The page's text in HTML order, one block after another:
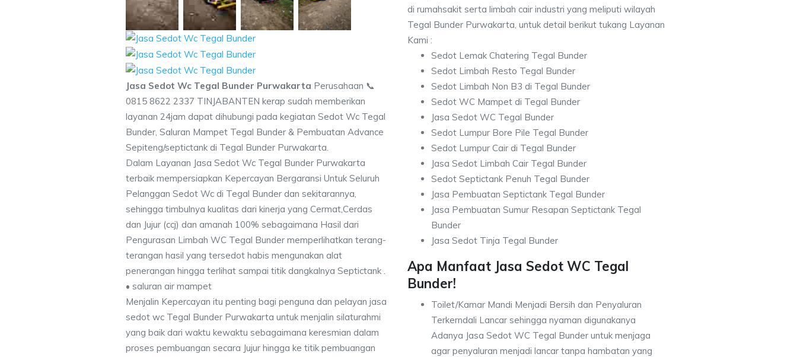
Jasa Sedot Wc Tegal Bunder Purwakarta Perusahaan 📞
0815 8622 2337 TINJABANTEN kerap sudah memberikan
layanan 24jam dapat dihubungi pada kegiatan Sedot Wc Tegal
Bunder, Saluran Mampet Tegal Bunder & Pembuatan Advance
Sepiteng/septictank di Tegal Bunder Purwakarta.
Dalam Layanan Jasa Sedot Wc Tegal Bunder Purwakarta
terbaik mempersiapkan Kepercayan Bergaransi Untuk Seluruh
Pelanggan Sedot Wc di Tegal Bunder dan sekitarannya,
sehingga timbulnya kualitas dari kinerja yang Cermat,Cerdas
dan Jujur (ccj) dan amanah 100% sebagaimana Hasil dari
Pengurasan Limbah WC Tegal Bunder memperlihatkan terang-
terangan hasil yang tersedot habis mengunakan alat
penerangan hingga terlihat sampai titik dangkalnya Septictank .
• saluran air mampet
Menjalin Kepercayan itu penting bagi penguna dan pelayan jasa
sedot wc Tegal Bunder Purwakarta untuk menjalin silaturahmi
yang baik dari waktu kewaktu sebagaimana keresmian dalam
proses pembuangan secara Jujur hingga ke titik pembuangan
di rumahsakit serta limbah cair industri yang meliputi wilayah
Tegal Bunder Purwakarta, untuk detail berikut tukang Layanan
Kami :
Sedot Lemak Chatering Tegal Bunder
Sedot Limbah Resto Tegal Bunder
Sedot Limbah Non B3 di Tegal Bunder
Sedot WC Mampet di Tegal Bunder
Jasa Sedot WC Tegal Bunder
Sedot Lumpur Bore Pile Tegal Bunder
Sedot Lumpur Cair di Tegal Bunder
Jasa Sedot Limbah Cair Tegal Bunder
Sedot Septictank Penuh Tegal Bunder
Jasa Pembuatan Septictank Tegal Bunder
Jasa Pembuatan Sumur Resapan Septictank Tegal
Bunder
Jasa Sedot Tinja Tegal Bunder
Apa Manfaat Jasa Sedot WC Tegal
Bunder!
Toilet/Kamar Mandi Menjadi Bersih dan Penyaluran
Terkerndali Lancar sehingga nyaman digunakanya
Adanya Jasa Sedot WC Tegal Bunder untuk menjaga
agar penyaluran menjadi lancar tanpa hambatan yang